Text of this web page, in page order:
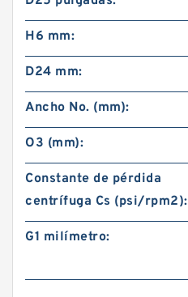
H6 mm:
D24 mm:
Ancho No. (mm):
O3 (mm):
Constante de pérdida
centrífuga Cs (psi/rpm2):
G1 milímetro: